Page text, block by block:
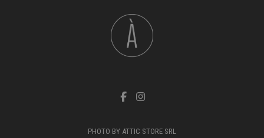
PHOTO BY ATTIC STORE SRL